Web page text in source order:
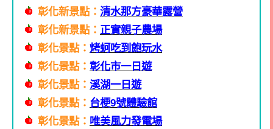
彰化新景點： 清水那方豪華露營
彰化新景點： 正實親子農場
彰化景點： 烤蚵吃到飽玩水
彰化景點： 彰化市一日遊
彰化景點： 溪湖一日遊
彰化景點： 台梗9號體驗館
彰化景點： 唯美風力發電場